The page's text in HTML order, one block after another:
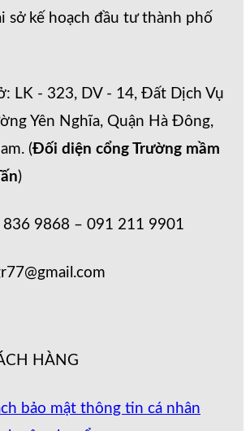
sở kế hoạch đầu tư thành phố
LK - 323, DV - 14, Đất Dịch Vụ
Yên Nghĩa, Quận Hà Đông,
(Đối diện cổng Trường mầm
)
836 9868 – 091 211 9901
HÀNG
bảo mật thông tin cá nhân